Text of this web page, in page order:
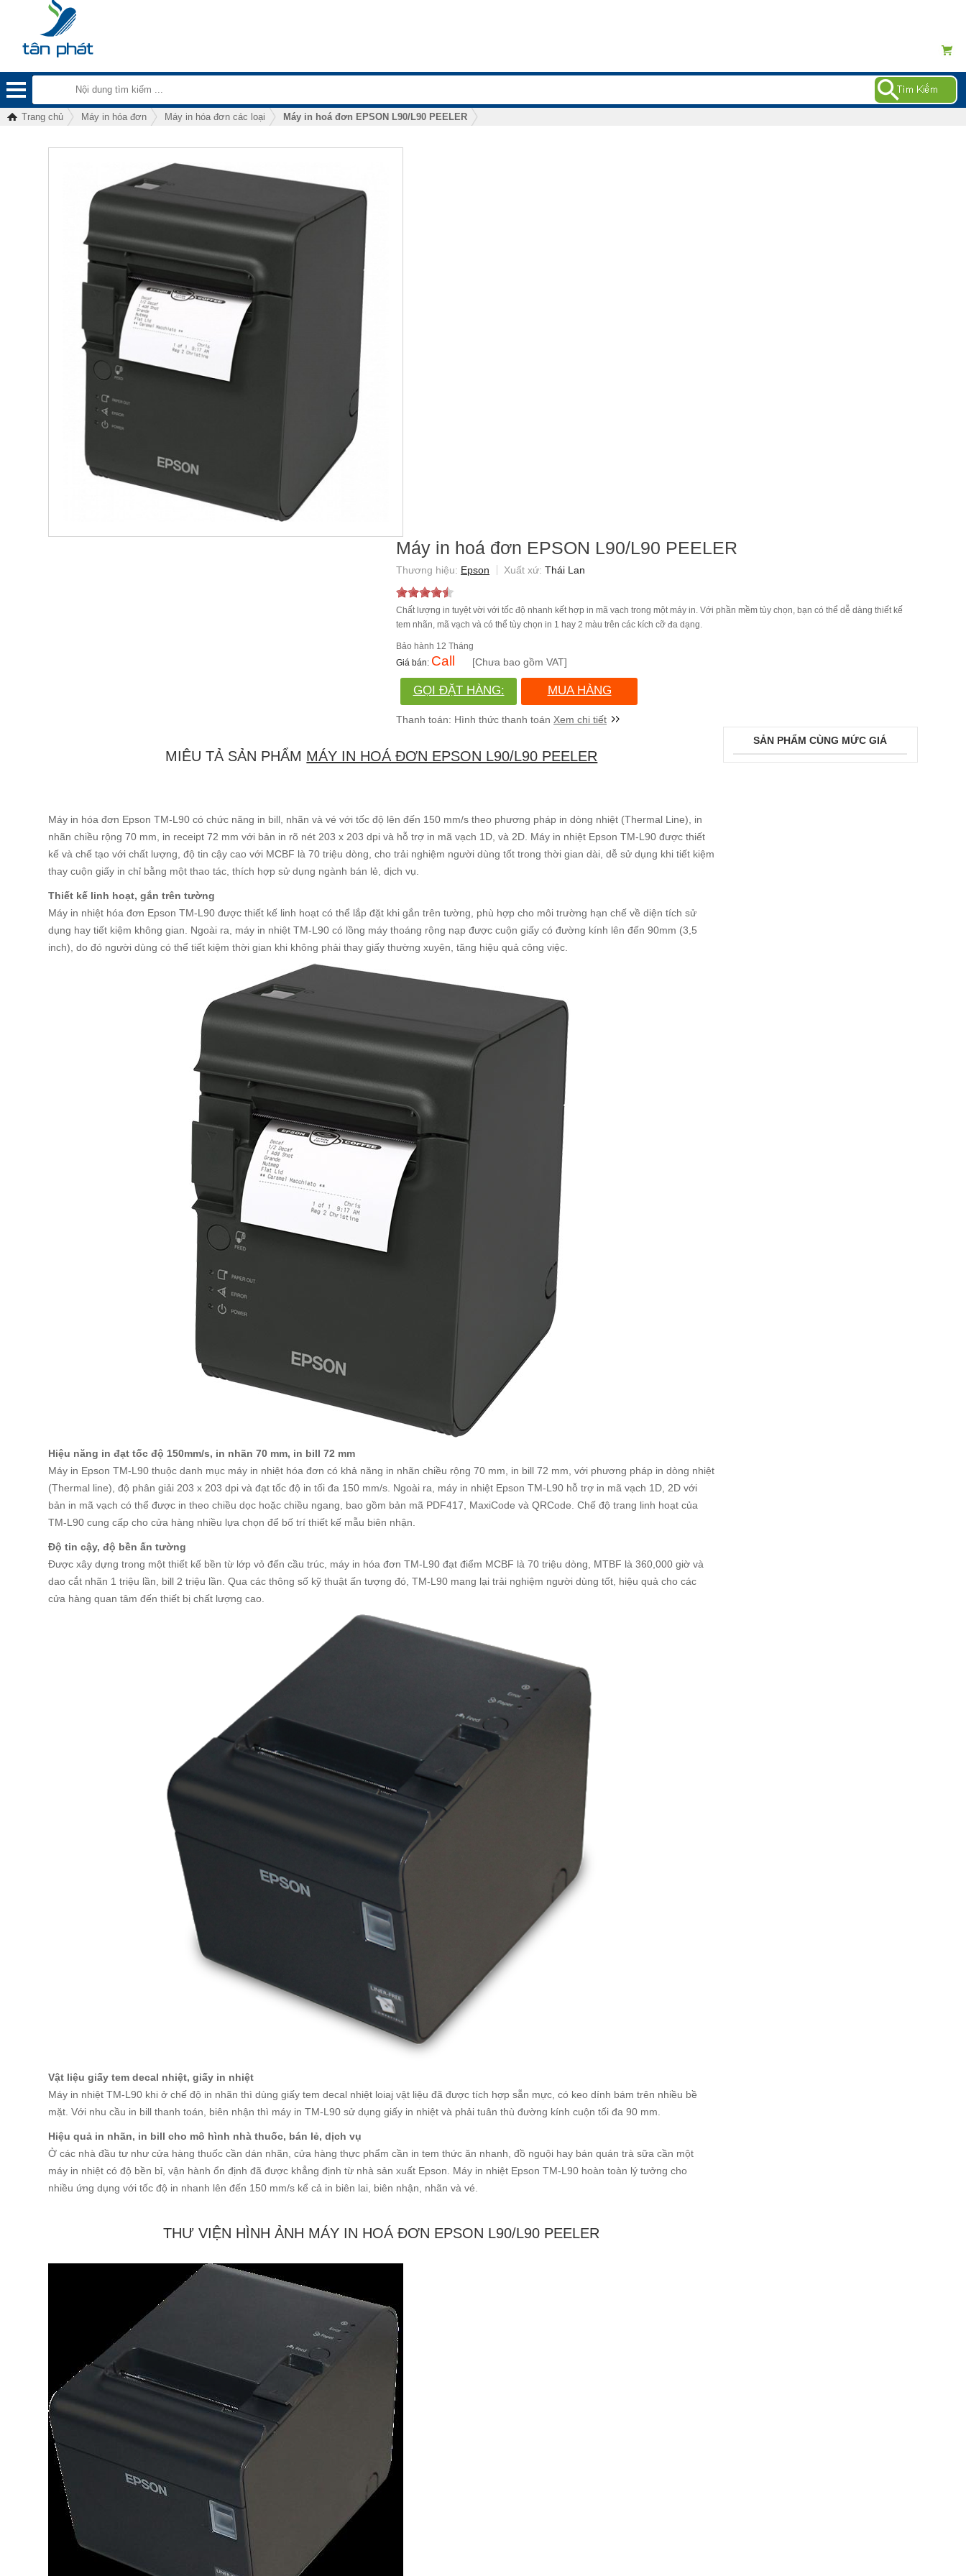
Trang chủ Máy in hóa đơn Máy in hóa đơn các loại Máy in hoá đơn EPSON L90/L90 PEELER
Máy in hoá đơn EPSON L90/L90 PEELER
Epson Thái Lan
Chất lượng in tuyệt vời với tốc độ nhanh kết hợp in mã vạch trong một máy in. Với phần mềm tùy chọn, bạn có thể dễ dàng thiết kế
tem nhãn, mã vạch và có thể tùy chọn in 1 hay 2 màu trên các kích cỡ đa dạng.
12 Tháng
Call [Chưa bao gồm VAT]
GỌI ĐẶT HÀNG:
(028)730.666.86
MUA HÀNG
Xem chi tiết
MIÊU TẢ SẢN PHẨM MÁY IN HOÁ ĐƠN EPSON L90/L90 PEELER
Máy in hóa đơn Epson TM-L90 có chức năng in bill, nhãn và vé với tốc độ lên đến 150 mm/s theo phương pháp in dòng nhiệt (Thermal Line), in
nhãn chiều rộng 70 mm, in receipt 72 mm với bản in rõ nét 203 x 203 dpi và hỗ trợ in mã vạch 1D, và 2D. Máy in nhiệt Epson TM-L90 được thiết
kế và chế tạo với chất lượng, độ tin cậy cao với MCBF là 70 triệu dòng, cho trải nghiệm người dùng tốt trong thời gian dài, dễ sử dụng khi tiết kiệm
thay cuộn giấy in chỉ bằng một thao tác, thích hợp sử dụng ngành bán lẻ, dịch vụ.
Thiết kế linh hoạt, gắn trên tường
Máy in nhiệt hóa đơn Epson TM-L90 được thiết kế linh hoạt có thể lắp đặt khi gắn trên tường, phù hợp cho môi trường hạn chế về diện tích sử
dụng hay tiết kiệm không gian. Ngoài ra, máy in nhiệt TM-L90 có lồng máy thoáng rộng nạp được cuộn giấy có đường kính lên đến 90mm (3,5
inch), do đó người dùng có thể tiết kiệm thời gian khi không phải thay giấy thường xuyên, tăng hiệu quả công việc.
Hiệu năng in đạt tốc độ 150mm/s, in nhãn 70 mm, in bill 72 mm
Máy in Epson TM-L90 thuộc danh mục máy in nhiệt hóa đơn có khả năng in nhãn chiều rộng 70 mm, in bill 72 mm, với phương pháp in dòng nhiệt
(Thermal line), độ phân giải 203 x 203 dpi và đạt tốc độ in tối đa 150 mm/s. Ngoài ra, máy in nhiệt Epson TM-L90 hỗ trợ in mã vạch 1D, 2D với
bản in mã vạch có thể được in theo chiều dọc hoặc chiều ngang, bao gồm bản mã PDF417, MaxiCode và QRCode. Chế độ trang linh hoạt của
TM-L90 cung cấp cho cửa hàng nhiều lựa chọn để bố trí thiết kế mẫu biên nhận.
Độ tin cậy, độ bền ấn tường
Được xây dựng trong một thiết kế bền từ lớp vỏ đến cầu trúc, máy in hóa đơn TM-L90 đạt điểm MCBF là 70 triệu dòng, MTBF là 360,000 giờ và
dao cắt nhãn 1 triệu lần, bill 2 triệu lần. Qua các thông số kỹ thuật ấn tượng đó, TM-L90 mang lại trải nghiệm người dùng tốt, hiệu quả cho các
cửa hàng quan tâm đến thiết bị chất lượng cao.
Vật liệu giấy tem decal nhiệt, giấy in nhiệt
Máy in nhiệt TM-L90 khi ở chế độ in nhãn thì dùng giấy tem decal nhiệt loiaj vật liệu đã được tích hợp sẵn mực, có keo dính bám trên nhiều bề
mặt. Với nhu cầu in bill thanh toán, biên nhận thì máy in TM-L90 sử dụng giấy in nhiệt và phải tuân thù đường kính cuộn tối đa 90 mm.
Hiệu quả in nhãn, in bill cho mô hình nhà thuốc, bán lẻ, dịch vụ
Ở các nhà đầu tư như cửa hàng thuốc cần dán nhãn, cửa hàng thực phẩm cần in tem thức ăn nhanh, đồ nguội hay bán quán trà sữa cần một
máy in nhiệt có độ bền bỉ, vận hành ổn định đã được khẳng định từ nhà sản xuất Epson. Máy in nhiệt Epson TM-L90 hoàn toàn lý tưởng cho
nhiều ứng dụng với tốc độ in nhanh lên đến 150 mm/s kể cả in biên lai, biên nhận, nhãn và vé.
THƯ VIỆN HÌNH ẢNH MÁY IN HOÁ ĐƠN EPSON L90/L90 PEELER
SẢN PHẨM CÙNG MỨC GIÁ